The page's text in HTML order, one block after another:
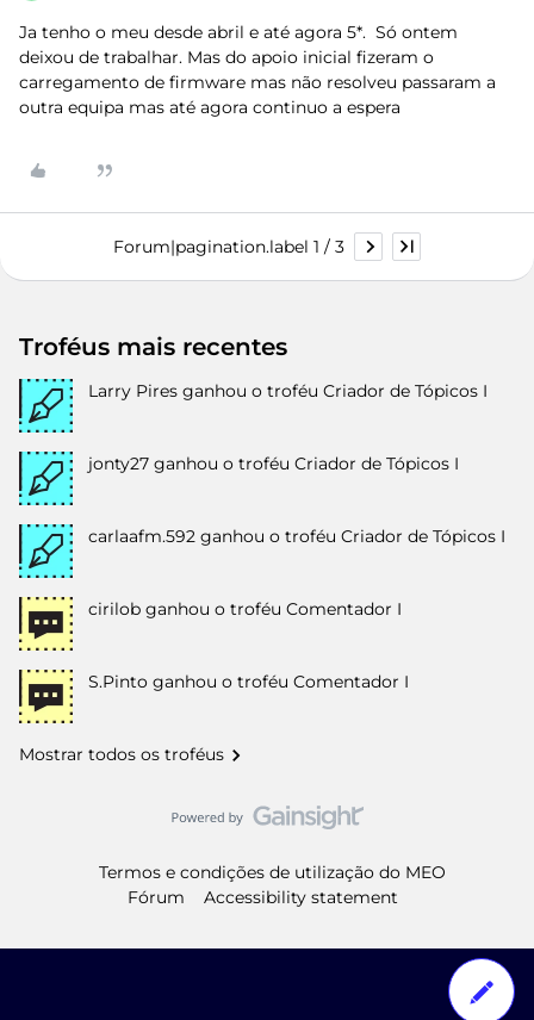
Ja tenho o meu desde abril e até agora 5*. Só ontem
deixou de trabalhar. Mas do apoio inicial fizeram o
carregamento de firmware mas não resolveu passaram a
outra equipa mas até agora continuo a espera
Forum|pagination.label 1 / 3
Troféus mais recentes
Larry Pires ganhou o troféu Criador de Tópicos I
jonty27 ganhou o troféu Criador de Tópicos I
carlaafm.592 ganhou o troféu Criador de Tópicos I
cirilob ganhou o troféu Comentador I
S.Pinto ganhou o troféu Comentador I
Mostrar todos os troféus
Termos e condições de utilização do MEO
Fórum
Accessibility statement